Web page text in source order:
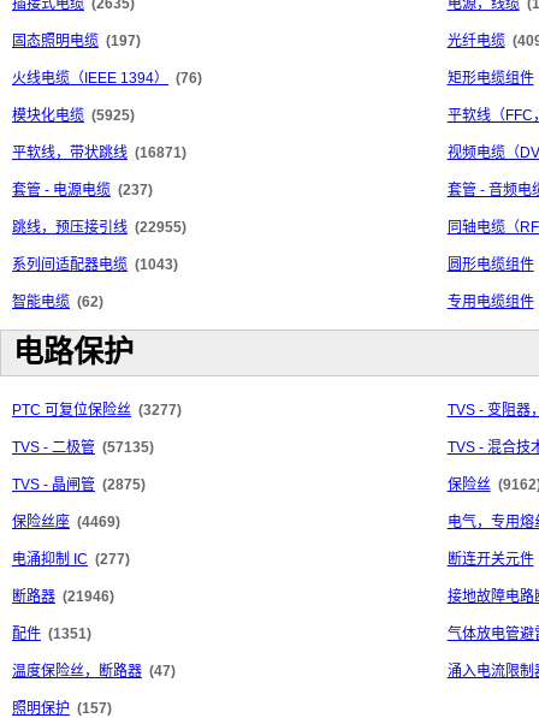
插接式电缆 (2635) 电源，线缆
固态照明电缆 (197) 光纤电缆
火线电缆（IEEE 1394） (76) 矩形电缆组件
模块化电缆 (5925) 平软线（FFC
平软线，带状跳线 (16871) 视频电缆（
套管 - 电源电缆 (237) 套管 - 音频电
跳线，预压接引线 (22955) 同轴电缆（
系列间适配器电缆 (1043) 圆形电缆组件
智能电缆 (62) 专用电缆组件
电路保护
PTC 可复位保险丝 (3277) TVS - 变阻器
TVS - 二极管 (57135) TVS - 混合技
TVS - 晶闸管 (2875) 保险丝
保险丝座 (4469) 电气，专用熔
电涌抑制 IC (277) 断连开关元件
断路器 (21946) 接地故障电路
配件 (1351) 气体放电管避
温度保险丝，断路器 (47) 涌入电流限制
照明保护 (157)